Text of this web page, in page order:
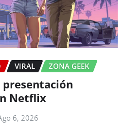
VIRAL ZONA GEEK
presentación
Netflix
6, 2026